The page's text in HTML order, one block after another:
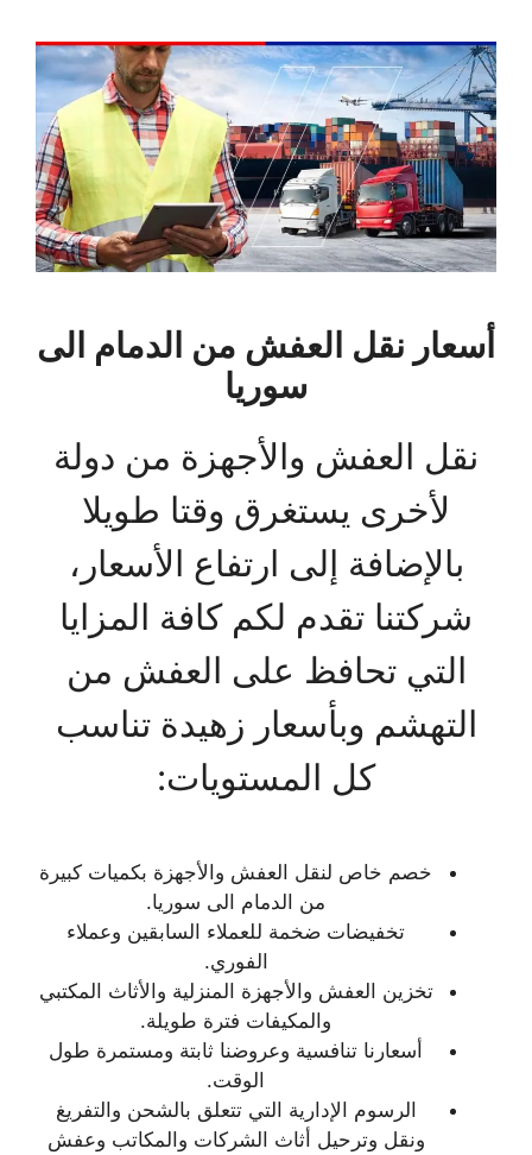
أسعار نقل العفش من الدمام الى
سوريا
نقل العفش والأجهزة من دولة
لأخرى يستغرق وقتا طويلا
بالإضافة إلى ارتفاع الأسعار،
شركتنا تقدم لكم كافة المزايا
التي تحافظ على العفش من
التهشم وبأسعار زهيدة تناسب
كل المستويات:
خصم خاص لنقل العفش والأجهزة بكميات كبيرة
من الدمام الى سوريا.
تخفيضات ضخمة للعملاء السابقين وعملاء
الفوري.
تخزين العفش والأجهزة المنزلية والأثاث المكتبي
والمكيفات فترة طويلة.
أسعارنا تنافسية وعروضنا ثابتة ومستمرة طول
الوقت.
الرسوم الإدارية التي تتعلق بالشحن والتفريغ
ونقل وترحيل أثاث الشركات والمكاتب وعفش